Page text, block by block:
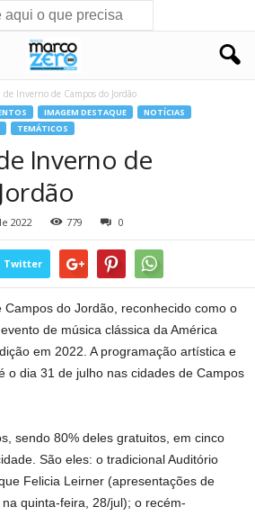
de Inverno de Campos do Jordão
IMAGEM DESTAQUE
NOTÍCIAS
TEMÁTICOS
Inverno de
2022 779 0
Twitter
do Jordão, reconhecido como o
de música clássica da América
em 2022. A programação artística e
o dia 31 de julho nas cidades de Campos
sendo 80% deles gratuitos, em cinco
São eles: o tradicional Auditório
Felicia Leirner (apresentações de
quinta-feira, 28/jul); o recém-